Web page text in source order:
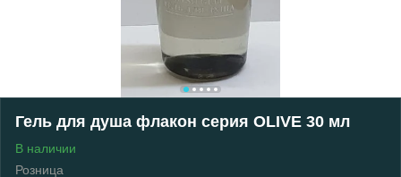
Гель для душа флакон серия OLIVE 30 мл
В наличии
Розница